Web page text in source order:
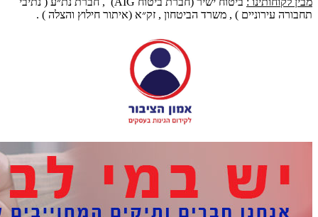
תחבורה עירוניים ) , משרד הביטחון , זק״א (איתור חילוץ והצלה ) .